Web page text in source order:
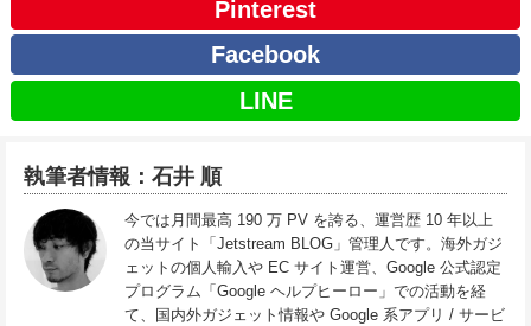
Pinterest
Facebook
LINE
執筆者情報：石井 順
今では月間最高 190 万 PV を誇る、運営歴 10 年以上
の当サイト「Jetstream BLOG」管理人です。海外ガジ
ェットの個人輸入や EC サイト運営、Google 公式認定
プログラム「Google ヘルプヒーロー」での活動を経
て、国内外ガジェット情報や Google 系アプリ / サービ